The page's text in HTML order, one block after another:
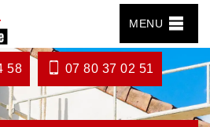
MENU
58 07 80 37 02 51